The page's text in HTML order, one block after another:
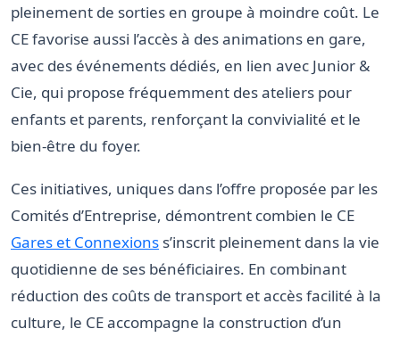
pleinement de sorties en groupe à moindre coût. Le
CE favorise aussi l’accès à des animations en gare,
avec des événements dédiés, en lien avec Junior &
Cie, qui propose fréquemment des ateliers pour
enfants et parents, renforçant la convivialité et le
bien-être du foyer.
Ces initiatives, uniques dans l’offre proposée par les
Comités d’Entreprise, démontrent combien le CE
Gares et Connexions s’inscrit pleinement dans la vie
quotidienne de ses bénéficiaires. En combinant
réduction des coûts de transport et accès facilité à la
culture, le CE accompagne la construction d’un